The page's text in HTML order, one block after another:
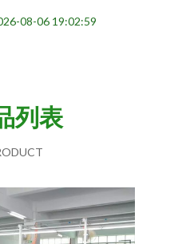
08-06 19:02:59
列表